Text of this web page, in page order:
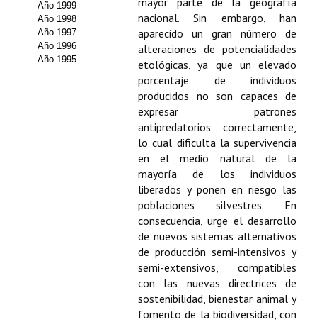
Jornadas PAM 2026
Premio Jóvenes Investigadores
Buscador de Comunicaciones
Buscador de Comunicaciones
Año 1999
Año 1998
Año 1997
Año 1996
Año 1995
nacional. Sin embargo, han
aparecido un gran número de
alteraciones de potencialidades
etológicas, ya que un elevado
porcentaje de individuos
producidos no son capaces de
expresar patrones
antipredatorios correctamente,
lo cual dificulta la supervivencia
en el medio natural de la
mayoría de los individuos
liberados y ponen en riesgo las
poblaciones silvestres. En
consecuencia, urge el desarrollo
de nuevos sistemas alternativos
de producción semi-intensivos y
semi-extensivos, compatibles
con las nuevas directrices de
sostenibilidad, bienestar animal y
fomento de la biodiversidad, con